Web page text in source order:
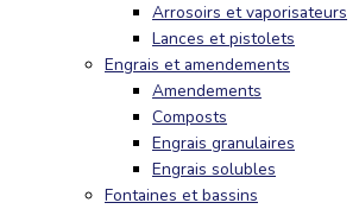
Arrosoirs et vaporisateurs
Lances et pistolets
Engrais et amendements
Amendements
Composts
Engrais granulaires
Engrais solubles
Fontaines et bassins